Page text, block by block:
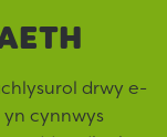
drwy e-
cynnwys